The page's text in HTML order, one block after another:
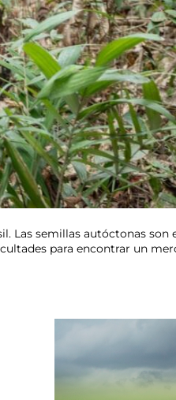
Las semillas autóctonas son
para encontrar un